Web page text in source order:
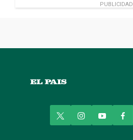
PUBLICIDAD
w
i
n
y
o
a